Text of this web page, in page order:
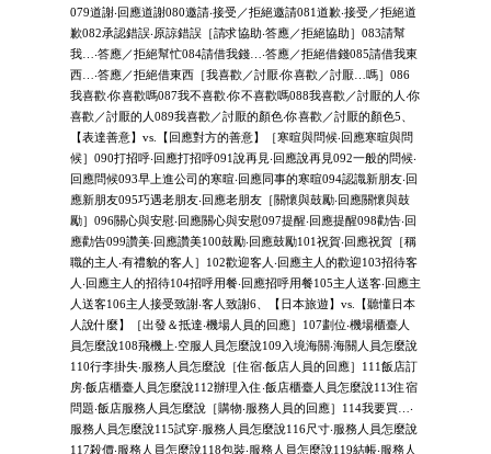
079道謝‧回應道謝080邀請‧接受／拒絕邀請081道歉‧接受／拒絕道
歉082承認錯誤‧原諒錯誤［請求協助‧答應／拒絕協助］083請幫
我…‧答應／拒絕幫忙084請借我錢…‧答應／拒絕借錢085請借我東
西…‧答應／拒絕借東西［我喜歡／討厭‧你喜歡／討厭…嗎］086
我喜歡‧你喜歡嗎087我不喜歡‧你不喜歡嗎088我喜歡／討厭的人‧你
喜歡／討厭的人089我喜歡／討厭的顏色‧你喜歡／討厭的顏色5、
【表達善意】vs.【回應對方的善意】［寒暄與問候‧回應寒暄與問
候］090打招呼‧回應打招呼091說再見‧回應說再見092一般的問候‧
回應問候093早上進公司的寒暄‧回應同事的寒暄094認識新朋友‧回
應新朋友095巧遇老朋友‧回應老朋友［關懷與鼓勵‧回應關懷與鼓
勵］096關心與安慰‧回應關心與安慰097提醒‧回應提醒098勸告‧回
應勸告099讚美‧回應讚美100鼓勵‧回應鼓勵101祝賀‧回應祝賀［稱
職的主人‧有禮貌的客人］102歡迎客人‧回應主人的歡迎103招待客
人‧回應主人的招待104招呼用餐‧回應招呼用餐105主人送客‧回應主
人送客106主人接受致謝‧客人致謝6、【日本旅遊】vs.【聽懂日本
人說什麼】［出發＆抵達‧機場人員的回應］107劃位‧機場櫃臺人
員怎麼說108飛機上‧空服人員怎麼說109入境海關‧海關人員怎麼說
110行李掛失‧服務人員怎麼說［住宿‧飯店人員的回應］111飯店訂
房‧飯店櫃臺人員怎麼說112辦理入住‧飯店櫃臺人員怎麼說113住宿
問題‧飯店服務人員怎麼說［購物‧服務人員的回應］114我要買…‧
服務人員怎麼說115試穿‧服務人員怎麼說116尺寸‧服務人員怎麼說
117殺價‧服務人員怎麼說118包裝‧服務人員怎麼說119結帳‧服務人